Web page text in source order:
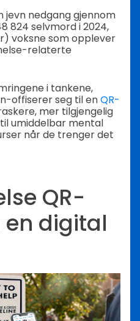
nedgang gjennom
824 selvmord i 2024,
voksne som opplever
relaterte
i tankene,
offiserer seg til enQR-
mer tilgjengelig
umiddelbar mental
når de trenger det
QR-
en digital